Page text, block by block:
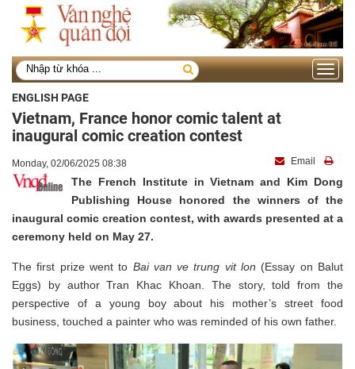
Toggle
ENGLISH PAGE
Vietnam, France honor comic talent at
inaugural comic creation contest
Monday, 02/06/2025 08:38 Email
The French Institute in Vietnam and Kim Dong
Publishing House honored the winners of the
inaugural comic creation contest, with awards presented at a
ceremony held on May 27.
The first prize went to Bai van ve trung vit lon (Essay on Balut
Eggs) by author Tran Khac Khoan. The story, told from the
perspective of a young boy about his mother’s street food
business, touched a painter who was reminded of his own father.